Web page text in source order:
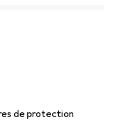
de protection